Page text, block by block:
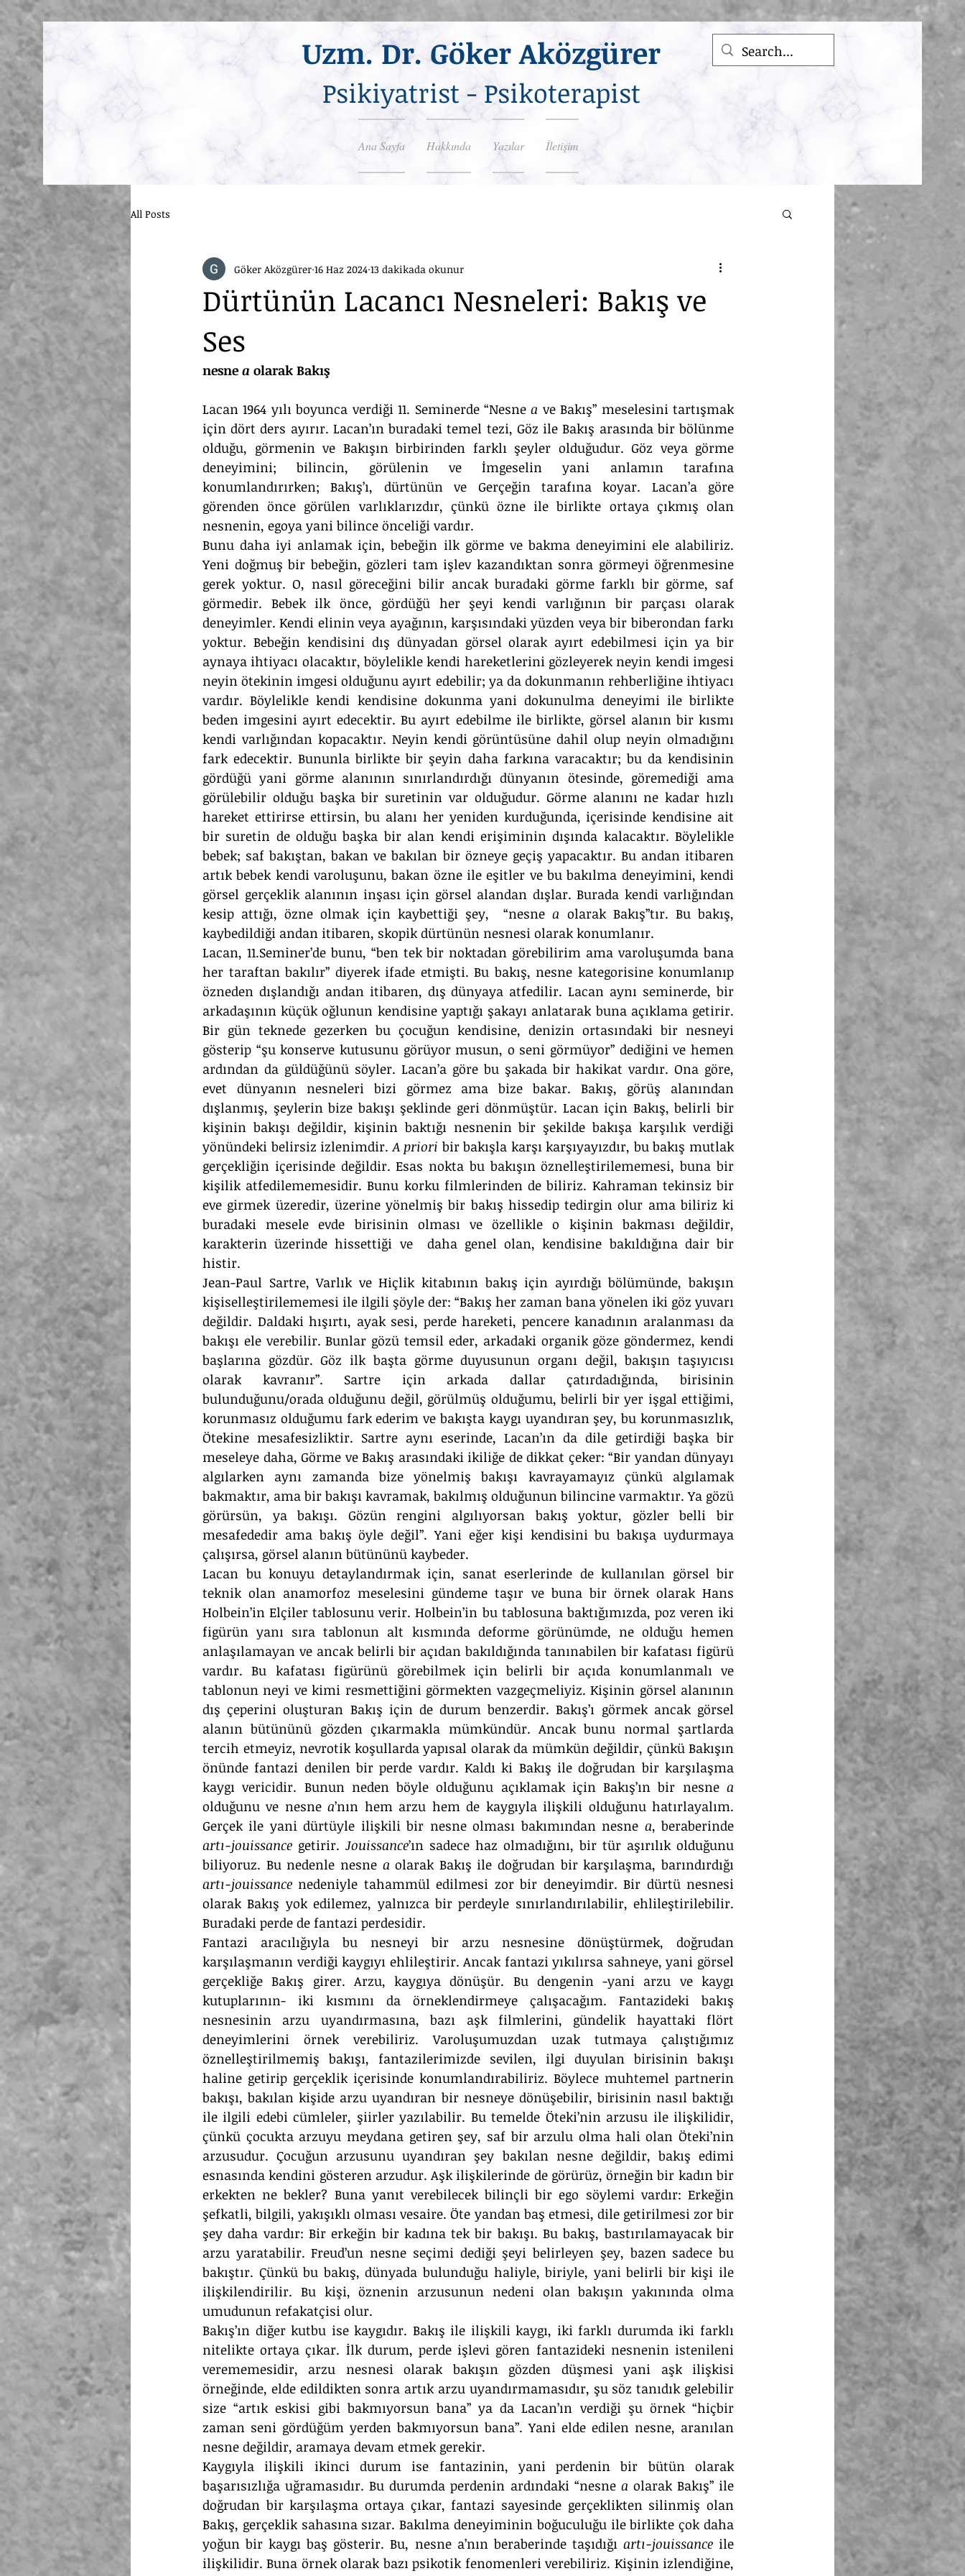
Uzm. Dr. Göker Aközgürer
Psikiyatrist - Psikoterapist
Ana Sayfa Hakkında Yazılar İletişim
All Posts
Dürtünün Lacancı Nesneleri: Bakış ve
Ses
Göker Aközgürer 16 Haz 2024 13 dakikada okunur
nesne a olarak Bakış
Lacan 1964 yılı boyunca verdiği 11. Seminerde “Nesne a ve Bakış” meselesini tartışmak
için dört ders ayırır. Lacan’ın buradaki temel tezi, Göz ile Bakış arasında bir bölünme
olduğu, görmenin ve Bakışın birbirinden farklı şeyler olduğudur. Göz veya görme
deneyimini; bilincin, görülenin ve İmgeselin yani anlamın tarafına
konumlandırırken; Bakış’ı, dürtünün ve Gerçeğin tarafına koyar. Lacan’a göre
görenden önce görülen varlıklarızdır, çünkü özne ile birlikte ortaya çıkmış olan
nesnenin, egoya yani bilince önceliği vardır.
Bunu daha iyi anlamak için, bebeğin ilk görme ve bakma deneyimini ele alabiliriz.
Yeni doğmuş bir bebeğin, gözleri tam işlev kazandıktan sonra görmeyi öğrenmesine
gerek yoktur. O, nasıl göreceğini bilir ancak buradaki görme farklı bir görme, saf
görmedir. Bebek ilk önce, gördüğü her şeyi kendi varlığının bir parçası olarak
deneyimler. Kendi elinin veya ayağının, karşısındaki yüzden veya bir biberondan farkı
yoktur. Bebeğin kendisini dış dünyadan görsel olarak ayırt edebilmesi için ya bir
aynaya ihtiyacı olacaktır, böylelikle kendi hareketlerini gözleyerek neyin kendi imgesi
neyin ötekinin imgesi olduğunu ayırt edebilir; ya da dokunmanın rehberliğine ihtiyacı
vardır. Böylelikle kendi kendisine dokunma yani dokunulma deneyimi ile birlikte
beden imgesini ayırt edecektir. Bu ayırt edebilme ile birlikte, görsel alanın bir kısmı
kendi varlığından kopacaktır. Neyin kendi görüntüsüne dahil olup neyin olmadığını
fark edecektir. Bununla birlikte bir şeyin daha farkına varacaktır; bu da kendisinin
gördüğü yani görme alanının sınırlandırdığı dünyanın ötesinde, göremediği ama
görülebilir olduğu başka bir suretinin var olduğudur. Görme alanını ne kadar hızlı
hareket ettirirse ettirsin, bu alanı her yeniden kurduğunda, içerisinde kendisine ait
bir suretin de olduğu başka bir alan kendi erişiminin dışında kalacaktır. Böylelikle
bebek; saf bakıştan, bakan ve bakılan bir özneye geçiş yapacaktır. Bu andan itibaren
artık bebek kendi varoluşunu, bakan özne ile eşitler ve bu bakılma deneyimini, kendi
görsel gerçeklik alanının inşası için görsel alandan dışlar. Burada kendi varlığından
kesip attığı, özne olmak için kaybettiği şey,  “nesne a olarak Bakış”tır. Bu bakış,
kaybedildiği andan itibaren, skopik dürtünün nesnesi olarak konumlanır.
Lacan, 11.Seminer’de bunu, “ben tek bir noktadan görebilirim ama varoluşumda bana
her taraftan bakılır” diyerek ifade etmişti. Bu bakış, nesne kategorisine konumlanıp
özneden dışlandığı andan itibaren, dış dünyaya atfedilir. Lacan aynı seminerde, bir
arkadaşının küçük oğlunun kendisine yaptığı şakayı anlatarak buna açıklama getirir.
Bir gün teknede gezerken bu çocuğun kendisine, denizin ortasındaki bir nesneyi
gösterip “şu konserve kutusunu görüyor musun, o seni görmüyor” dediğini ve hemen
ardından da güldüğünü söyler. Lacan’a göre bu şakada bir hakikat vardır. Ona göre,
evet dünyanın nesneleri bizi görmez ama bize bakar. Bakış, görüş alanından
dışlanmış, şeylerin bize bakışı şeklinde geri dönmüştür. Lacan için Bakış, belirli bir
kişinin bakışı değildir, kişinin baktığı nesnenin bir şekilde bakışa karşılık verdiği
yönündeki belirsiz izlenimdir. A priori bir bakışla karşı karşıyayızdır, bu bakış mutlak
gerçekliğin içerisinde değildir. Esas nokta bu bakışın öznelleştirilememesi, buna bir
kişilik atfedilememesidir. Bunu korku filmlerinden de biliriz. Kahraman tekinsiz bir
eve girmek üzeredir, üzerine yönelmiş bir bakış hissedip tedirgin olur ama biliriz ki
buradaki mesele evde birisinin olması ve özellikle o kişinin bakması değildir,
karakterin üzerinde hissettiği ve  daha genel olan, kendisine bakıldığına dair bir
histir.
Jean-Paul Sartre, Varlık ve Hiçlik kitabının bakış için ayırdığı bölümünde, bakışın
kişiselleştirilememesi ile ilgili şöyle der: “Bakış her zaman bana yönelen iki göz yuvarı
değildir. Daldaki hışırtı, ayak sesi, perde hareketi, pencere kanadının aralanması da
bakışı ele verebilir. Bunlar gözü temsil eder, arkadaki organik göze göndermez, kendi
başlarına gözdür. Göz ilk başta görme duyusunun organı değil, bakışın taşıyıcısı
olarak kavranır”. Sartre için arkada dallar çatırdadığında, birisinin
bulunduğunu/orada olduğunu değil, görülmüş olduğumu, belirli bir yer işgal ettiğimi,
korunmasız olduğumu fark ederim ve bakışta kaygı uyandıran şey, bu korunmasızlık,
Ötekine mesafesizliktir. Sartre aynı eserinde, Lacan’ın da dile getirdiği başka bir
meseleye daha, Görme ve Bakış arasındaki ikiliğe de dikkat çeker: “Bir yandan dünyayı
algılarken aynı zamanda bize yönelmiş bakışı kavrayamayız çünkü algılamak
bakmaktır, ama bir bakışı kavramak, bakılmış olduğunun bilincine varmaktır. Ya gözü
görürsün, ya bakışı. Gözün rengini algılıyorsan bakış yoktur, gözler belli bir
mesafededir ama bakış öyle değil”. Yani eğer kişi kendisini bu bakışa uydurmaya
çalışırsa, görsel alanın bütününü kaybeder.
Lacan bu konuyu detaylandırmak için, sanat eserlerinde de kullanılan görsel bir
teknik olan anamorfoz meselesini gündeme taşır ve buna bir örnek olarak Hans
Holbein’in Elçiler tablosunu verir. Holbein’in bu tablosuna baktığımızda, poz veren iki
figürün yanı sıra tablonun alt kısmında deforme görünümde, ne olduğu hemen
anlaşılamayan ve ancak belirli bir açıdan bakıldığında tanınabilen bir kafatası figürü
vardır. Bu kafatası figürünü görebilmek için belirli bir açıda konumlanmalı ve
tablonun neyi ve kimi resmettiğini görmekten vazgeçmeliyiz. Kişinin görsel alanının
dış çeperini oluşturan Bakış için de durum benzerdir. Bakış’ı görmek ancak görsel
alanın bütününü gözden çıkarmakla mümkündür. Ancak bunu normal şartlarda
tercih etmeyiz, nevrotik koşullarda yapısal olarak da mümkün değildir, çünkü Bakışın
önünde fantazi denilen bir perde vardır. Kaldı ki Bakış ile doğrudan bir karşılaşma
kaygı vericidir. Bunun neden böyle olduğunu açıklamak için Bakış’ın bir nesne a
olduğunu ve nesne a’nın hem arzu hem de kaygıyla ilişkili olduğunu hatırlayalım.
Gerçek ile yani dürtüyle ilişkili bir nesne olması bakımından nesne a
artı-jouissance getirir. Jouissance’ın sadece haz olmadığını, bir tür aşırılık olduğunu
biliyoruz. Bu nedenle nesne a
artı-jouissance nedeniyle tahammül edilmesi zor bir deneyimdir. Bir dürtü nesnesi
olarak Bakış yok edilemez, yalnızca bir perdeyle sınırlandırılabilir, ehlileştirilebilir.
Buradaki perde de fantazi perdesidir.
Fantazi aracılığıyla bu nesneyi bir arzu nesnesine dönüştürmek, doğrudan
karşılaşmanın verdiği kaygıyı ehlileştirir. Ancak fantazi yıkılırsa sahneye, yani görsel
gerçekliğe Bakış girer. Arzu, kaygıya dönüşür. Bu dengenin -yani arzu ve kaygı
kutuplarının- iki kısmını da örneklendirmeye çalışacağım. Fantazideki bakış
nesnesinin arzu uyandırmasına, bazı aşk filmlerini, gündelik hayattaki flört
deneyimlerini örnek verebiliriz. Varoluşumuzdan uzak tutmaya çalıştığımız
öznelleştirilmemiş bakışı, fantazilerimizde sevilen, ilgi duyulan birisinin bakışı
haline getirip gerçeklik içerisinde konumlandırabiliriz. Böylece muhtemel partnerin
bakışı, bakılan kişide arzu uyandıran bir nesneye dönüşebilir, birisinin nasıl baktığı
ile ilgili edebi cümleler, şiirler yazılabilir. Bu temelde Öteki’nin arzusu ile ilişkilidir,
çünkü çocukta arzuyu meydana getiren şey, saf bir arzulu olma hali olan Öteki’nin
arzusudur. Çocuğun arzusunu uyandıran şey bakılan nesne değildir, bakış edimi
esnasında kendini gösteren arzudur. Aşk ilişkilerinde de görürüz, örneğin bir kadın bir
erkekten ne bekler? Buna yanıt verebilecek bilinçli bir ego söylemi vardır: Erkeğin
şefkatli, bilgili, yakışıklı olması vesaire. Öte yandan baş etmesi, dile getirilmesi zor bir
şey daha vardır: Bir erkeğin bir kadına tek bir bakışı. Bu bakış, bastırılamayacak bir
arzu yaratabilir. Freud’un nesne seçimi dediği şeyi belirleyen şey, bazen sadece bu
bakıştır. Çünkü bu bakış, dünyada bulunduğu haliyle, biriyle, yani belirli bir kişi ile
ilişkilendirilir. Bu kişi, öznenin arzusunun nedeni olan bakışın yakınında olma
umudunun refakatçisi olur.
Bakış’ın diğer kutbu ise kaygıdır. Bakış ile ilişkili kaygı, iki farklı durumda iki farklı
nitelikte ortaya çıkar. İlk durum, perde işlevi gören fantazideki nesnenin istenileni
verememesidir, arzu nesnesi olarak bakışın gözden düşmesi yani aşk ilişkisi
örneğinde, elde edildikten sonra artık arzu uyandırmamasıdır, şu söz tanıdık gelebilir
size “artık eskisi gibi bakmıyorsun bana” ya da Lacan’ın verdiği şu örnek “hiçbir
zaman seni gördüğüm yerden bakmıyorsun bana”. Yani elde edilen nesne, aranılan
nesne değildir, aramaya devam etmek gerekir.
Kaygıyla ilişkili ikinci durum ise fantazinin, yani perdenin bir bütün olarak
başarısızlığa uğramasıdır. Bu durumda perdenin ardındaki “nesne a olarak Bakış” ile
doğrudan bir karşılaşma ortaya çıkar, fantazi sayesinde gerçeklikten silinmiş olan
Bakış, gerçeklik sahasına sızar. Bakılma deneyiminin boğuculuğu ile birlikte çok daha
yoğun bir kaygı baş gösterir. Bu, nesne a’nın beraberinde taşıdığı artı-jouissance ile
ilişkilidir. Buna örnek olarak bazı psikotik fenomenleri verebiliriz. Kişinin izlendiğine,